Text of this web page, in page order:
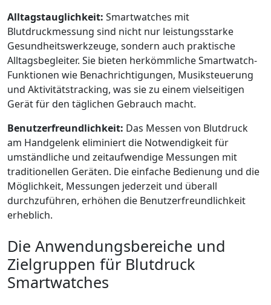
Alltagstauglichkeit: Smartwatches mit
Blutdruckmessung sind nicht nur leistungsstarke
Gesundheitswerkzeuge, sondern auch praktische
Alltagsbegleiter. Sie bieten herkömmliche Smartwatch-
Funktionen wie Benachrichtigungen, Musiksteuerung
und Aktivitätstracking, was sie zu einem vielseitigen
Gerät für den täglichen Gebrauch macht.
Benutzerfreundlichkeit: Das Messen von Blutdruck
am Handgelenk eliminiert die Notwendigkeit für
umständliche und zeitaufwendige Messungen mit
traditionellen Geräten. Die einfache Bedienung und die
Möglichkeit, Messungen jederzeit und überall
durchzuführen, erhöhen die Benutzerfreundlichkeit
erheblich.
Die Anwendungsbereiche und
Zielgruppen für Blutdruck
Smartwatches